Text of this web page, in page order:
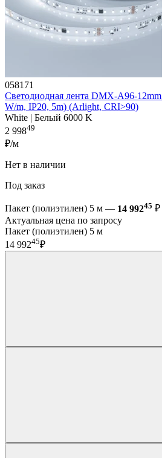
058171
Светодиодная лента DMX-A96-
W/m, IP20, 5m) (Arlight, CRI>90)
White | Белый 6000 K
2 99849
₽/м
Нет в наличии
Под заказ
Пакет (полиэтилен) 5 м — 14 99245 ₽
Актуальная цена по запросу
Пакет (полиэтилен) 5 м
14 99245₽